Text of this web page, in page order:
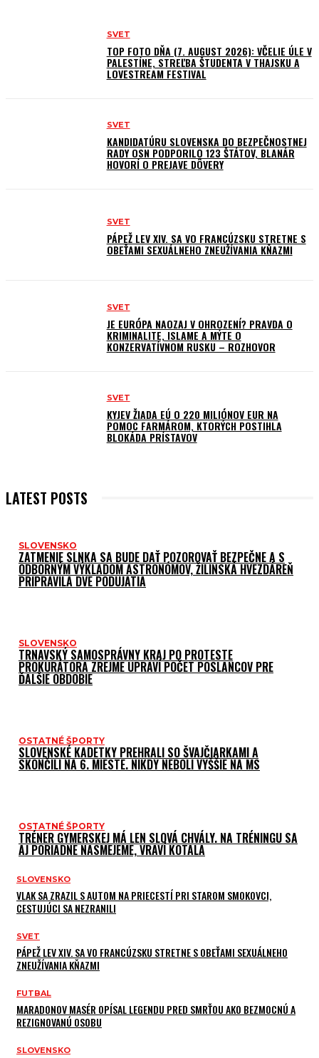
SVET
TOP FOTO DŇA (7. AUGUST 2026): VČELIE ÚLE V
PALESTÍNE, STREĽBA ŠTUDENTA V THAJSKU A
LOVESTREAM FESTIVAL
SVET
KANDIDATÚRU SLOVENSKA DO BEZPEČNOSTNEJ
RADY OSN PODPORILO 123 ŠTÁTOV, BLANÁR
HOVORÍ O PREJAVE DÔVERY
SVET
PÁPEŽ LEV XIV. SA VO FRANCÚZSKU STRETNE S
OBEŤAMI SEXUÁLNEHO ZNEUŽÍVANIA KŇAZMI
SVET
JE EURÓPA NAOZAJ V OHROZENÍ? PRAVDA O
KRIMINALITE, ISLAME A MÝTE O
KONZERVATÍVNOM RUSKU – ROZHOVOR
SVET
KYJEV ŽIADA EÚ O 220 MILIÓNOV EUR NA
POMOC FARMÁROM, KTORÝCH POSTIHLA
BLOKÁDA PRÍSTAVOV
LATEST POSTS
SLOVENSKO
ZATMENIE SLNKA SA BUDE DAŤ POZOROVAŤ BEZPEČNE A S
ODBORNÝM VÝKLADOM ASTRONÓMOV, ŽILINSKÁ HVEZDÁREŇ
PRIPRAVILA DVE PODUJATIA
SLOVENSKO
TRNAVSKÝ SAMOSPRÁVNY KRAJ PO PROTESTE
PROKURÁTORA ZREJME UPRAVÍ POČET POSLANCOV PRE
ĎALŠIE OBDOBIE
OSTATNÉ ŠPORTY
SLOVENSKÉ KADETKY PREHRALI SO ŠVAJČIARKAMI A
SKONČILI NA 6. MIESTE. NIKDY NEBOLI VYŠŠIE NA MS
OSTATNÉ ŠPORTY
TRÉNER GYMERSKEJ MÁ LEN SLOVÁ CHVÁLY. NA TRÉNINGU SA
AJ PORIADNE NASMEJEME, VRAVÍ KOTALA
SLOVENSKO
VLAK SA ZRAZIL S AUTOM NA PRIECESTÍ PRI STAROM SMOKOVCI,
CESTUJÚCI SA NEZRANILI
SVET
PÁPEŽ LEV XIV. SA VO FRANCÚZSKU STRETNE S OBEŤAMI SEXUÁLNEHO
ZNEUŽÍVANIA KŇAZMI
FUTBAL
MARADONOV MASÉR OPÍSAL LEGENDU PRED SMRŤOU AKO BEZMOCNÚ A
REZIGNOVANÚ OSOBU
SLOVENSKO